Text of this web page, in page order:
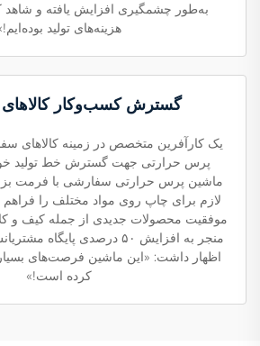
هزینه‌های تولید
گسترش کسب‌وکار
یک کارآفرین متخصص در زمینه کالاهای
پرس حرارتی جهت گسترش خط تولید
ماشین پرس حرارتی سفارشی با فرمت
لازم برای چاپ روی مواد مختلف را فراهم
موفقیت محصولات جدیدی از جمله کیف و
منجر به افزایش ۵۰ درصدی
اظهار داشت: «این ماشین فرصت‌های
کرده است!»